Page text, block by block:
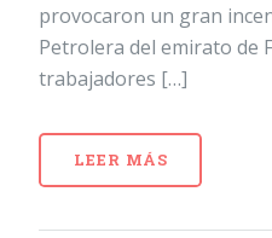
provocaron un gran
Petrolera del emirato de
trabajadores […]
LEER MÁS